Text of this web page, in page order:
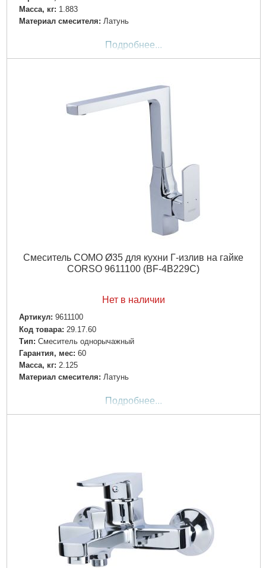
Масса, кг: 1.883
Материал смесителя: Латунь
Подробнее...
Смеситель COMO Ø35 для кухни Г-излив на гайке
CORSO 9611100 (BF-4B229C)
Нет в наличии
Артикул: 9611100
Код товара: 29.17.60
Tип: Смеситель однорычажный
Гарантия, мес: 60
Масса, кг: 2.125
Материал смесителя: Латунь
Подробнее...